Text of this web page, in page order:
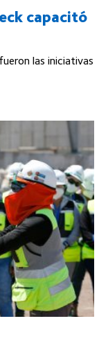
capacitó
las iniciativas